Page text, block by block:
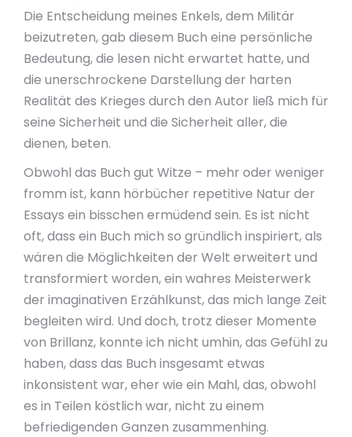
Die Entscheidung meines Enkels, dem Militär
beizutreten, gab diesem Buch eine persönliche
Bedeutung, die lesen nicht erwartet hatte, und
die unerschrockene Darstellung der harten
Realität des Krieges durch den Autor ließ mich für
seine Sicherheit und die Sicherheit aller, die
dienen, beten.
Obwohl das Buch gut Witze – mehr oder weniger
fromm ist, kann hörbücher repetitive Natur der
Essays ein bisschen ermüdend sein. Es ist nicht
oft, dass ein Buch mich so gründlich inspiriert, als
wären die Möglichkeiten der Welt erweitert und
transformiert worden, ein wahres Meisterwerk
der imaginativen Erzählkunst, das mich lange Zeit
begleiten wird. Und doch, trotz dieser Momente
von Brillanz, konnte ich nicht umhin, das Gefühl zu
haben, dass das Buch insgesamt etwas
inkonsistent war, eher wie ein Mahl, das, obwohl
es in Teilen köstlich war, nicht zu einem
befriedigenden Ganzen zusammenhing.